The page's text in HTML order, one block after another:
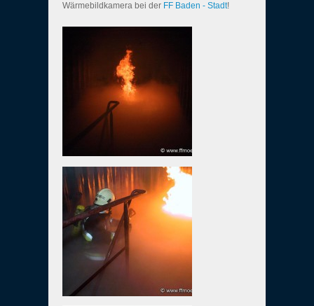
Wärmebildkamera bei der FF Baden - Stadt!